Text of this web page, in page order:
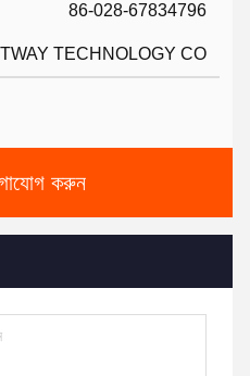
86-028-67834796
TECHNOLOGY CO
করুন